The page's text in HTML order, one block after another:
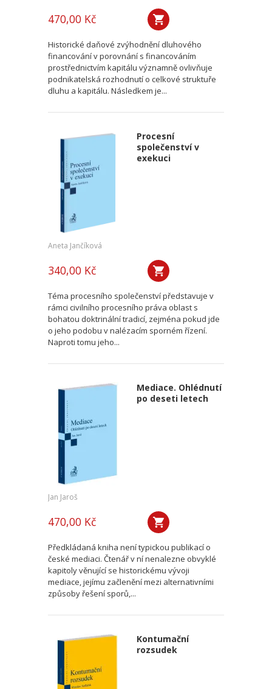
470,00 Kč
Historické daňové zvýhodnění dluhového
financování v porovnání s financováním
prostřednictvím kapitálu významně ovlivňuje
podnikatelská rozhodnutí o celkové struktuře
dluhu a kapitálu. Následkem je...
Procesní
společenství v
exekuci
Aneta Jančíková
340,00 Kč
Téma procesního společenství představuje v
rámci civilního procesního práva oblast s
bohatou doktrinální tradicí, zejména pokud jde
o jeho podobu v nalézacím sporném řízení.
Naproti tomu jeho...
Mediace. Ohlédnutí
po deseti letech
Jan Jaroš
470,00 Kč
Předkládaná kniha není typickou publikací o
české mediaci. Čtenář v ní nenalezne obvyklé
kapitoly věnující se historickému vývoji
mediace, jejímu začlenění mezi alternativními
způsoby řešení sporů,...
Kontumační
rozsudek